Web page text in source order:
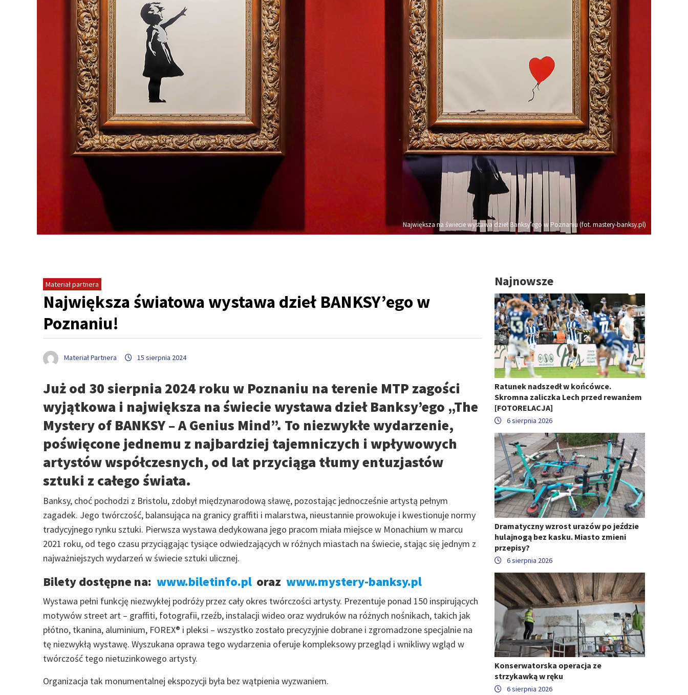
Największa na świecie wystawa dzieł Banksy’ego w Poznaniu (fot. mastery-banksy.pl)
Materiał partnera
Największa światowa wystawa dzieł BANKSY’ego w
Poznaniu!
Materiał Partnera 15 sierpnia 2024
Już od 30 sierpnia 2024 roku w Poznaniu na terenie MTP zagości
wyjątkowa i największa na świecie wystawa dzieł Banksy’ego „The
Mystery of BANKSY – A Genius Mind”. To niezwykłe wydarzenie,
poświęcone jednemu z najbardziej tajemniczych i wpływowych
artystów współczesnych, od lat przyciąga tłumy entuzjastów
sztuki z całego świata.
Banksy, choć pochodzi z Bristolu, zdobył międzynarodową sławę, pozostając jednocześnie artystą pełnym
zagadek. Jego twórczość, balansująca na granicy graffiti i malarstwa, nieustannie prowokuje i kwestionuje normy
tradycyjnego rynku sztuki. Pierwsza wystawa dedykowana jego pracom miała miejsce w Monachium w marcu
2021 roku, od tego czasu przyciągając tysiące odwiedzających w różnych miastach na świecie, stając się jednym z
najważniejszych wydarzeń w świecie sztuki ulicznej.
Bilety dostępne na: www.biletinfo.pl oraz www.mystery-banksy.pl
Wystawa pełni funkcję niezwykłej podróży przez cały okres twórczości artysty. Prezentuje ponad 150 inspirujących
motywów street art – graffiti, fotografii, rzeźb, instalacji wideo oraz wydruków na różnych nośnikach, takich jak
płótno, tkanina, aluminium, FOREX® i pleksi – wszystko zostało precyzyjnie dobrane i zgromadzone specjalnie na
tę niezwykłą wystawę. Wyszukana oprawa tego wydarzenia oferuje kompleksowy przegląd i wnikliwy wgląd w
twórczość tego nietuzinkowego artysty.
Organizacja tak monumentalnej ekspozycji była bez wątpienia wyzwaniem.
Najnowsze
Ratunek nadszedł w końcówce.
Skromna zaliczka Lech przed rewanżem
[FOTORELACJA]
6 sierpnia 2026
Dramatyczny wzrost urazów po jeździe
hulajnogą bez kasku. Miasto zmieni
przepisy?
6 sierpnia 2026
Konserwatorska operacja ze
strzykawką w ręku
6 sierpnia 2026